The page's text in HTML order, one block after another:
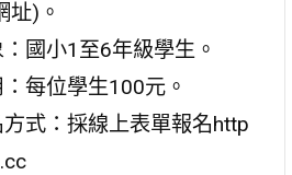
址)。
國小1至6年級學生。
每位學生100元。
式：採線上表單報名http